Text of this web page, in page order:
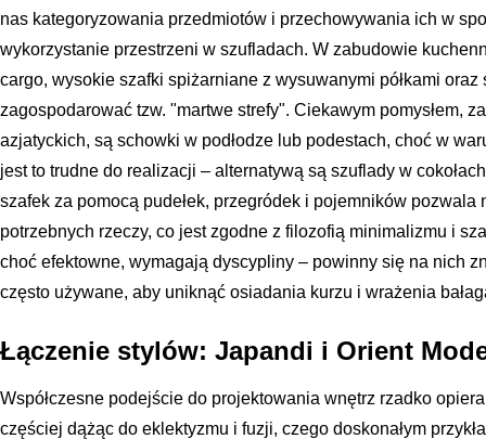
nas kategoryzowania przedmiotów i przechowywania ich w
wykorzystanie przestrzeni w szufladach. W zabudowie
cargo, wysokie szafki spiżarniane z wysuwanymi półkami
zagospodarować tzw. "martwe strefy". Ciekawym pomysłem,
azjatyckich, są schowki w podłodze lub podestach, choć w
jest to trudne do realizacji – alternatywą są szuflady w
szafek za pomocą pudełek, przegródek i pojemników pozwala
potrzebnych rzeczy, co jest zgodne z filozofią minimalizmu i
choć efektowne, wymagają dyscypliny – powinny się na nich
często używane, aby uniknąć osiadania kurzu i wrażenia
Łączenie stylów: Japandi i Orient
Współczesne podejście do projektowania wnętrz rzadko
częściej dążąc do eklektyzmu i fuzji, czego doskonałym